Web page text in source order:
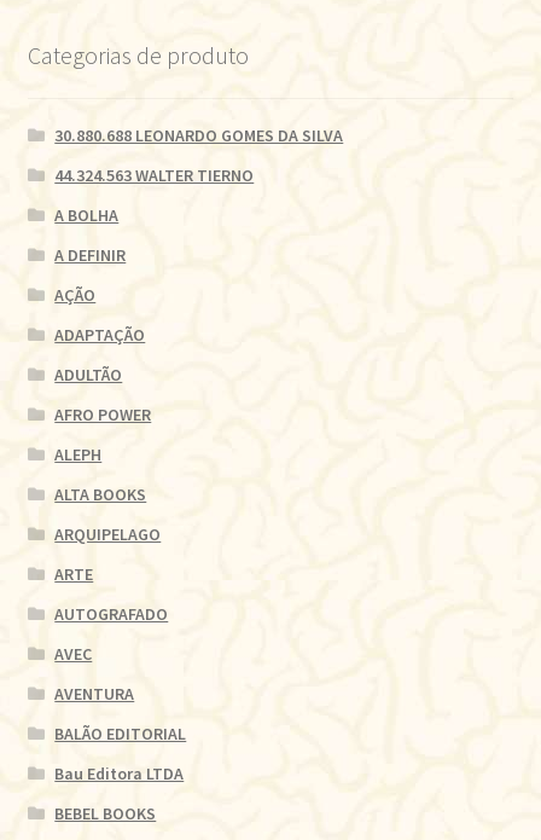
Categorias de produto
30.880.688 LEONARDO GOMES DA SILVA
44.324.563 WALTER TIERNO
A BOLHA
A DEFINIR
AÇÃO
ADAPTAÇÃO
ADULTÃO
AFRO POWER
ALEPH
ALTA BOOKS
ARQUIPELAGO
ARTE
AUTOGRAFADO
AVEC
AVENTURA
BALÃO EDITORIAL
Bau Editora LTDA
BEBEL BOOKS